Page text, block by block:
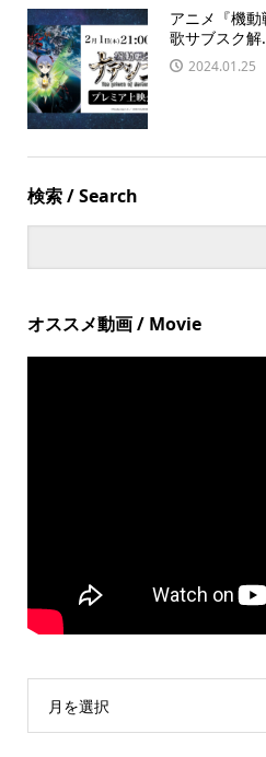
アニメ『機
歌サブスク解
2024.01.25
検索 / Search
オススメ動画 / Movie
月を選択